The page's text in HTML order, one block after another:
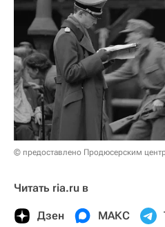
© предоставлено Продюсерским
Читать ria.ru в
Дзен МАКС